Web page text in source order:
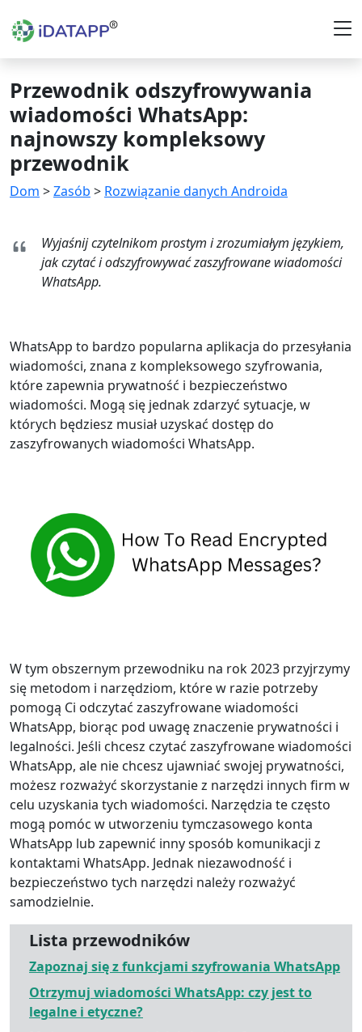
Przewodnik odszyfrowywania
wiadomości WhatsApp:
najnowszy kompleksowy
przewodnik
Dom >Zasób > Rozwiązanie danych Androida
Wyjaśnij czytelnikom prostym i zrozumiałym językiem,
jak czytać i odszyfrowywać zaszyfrowane wiadomości
WhatsApp.
WhatsApp to bardzo popularna aplikacja do przesyłania
wiadomości, znana z kompleksowego szyfrowania,
które zapewnia prywatność i bezpieczeństwo
wiadomości. Mogą się jednak zdarzyć sytuacje, w
których będziesz musiał uzyskać dostęp do
zaszyfrowanych wiadomości WhatsApp.
W tym obszernym przewodniku na rok 2023 przyjrzymy
się metodom i narzędziom, które w razie potrzeby
pomogą Ci odczytać zaszyfrowane wiadomości
WhatsApp, biorąc pod uwagę znaczenie prywatności i
legalności. Jeśli chcesz czytać zaszyfrowane wiadomości
WhatsApp, ale nie chcesz ujawniać swojej prywatności,
możesz rozważyć skorzystanie z narzędzi innych firm w
celu uzyskania tych wiadomości. Narzędzia te często
mogą pomóc w utworzeniu tymczasowego konta
WhatsApp lub zapewnić inny sposób komunikacji z
kontaktami WhatsApp. Jednak niezawodność i
bezpieczeństwo tych narzędzi należy rozważyć
samodzielnie.
Lista przewodników
Zapoznaj się z funkcjami szyfrowania WhatsApp
Otrzymuj wiadomości WhatsApp: czy jest to
legalne i etyczne?